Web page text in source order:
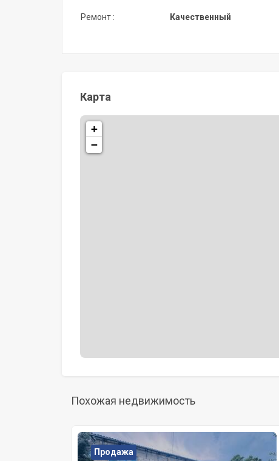
Ремонт : Качественный
Карта
+
−
Похожая недвижимость
Продажа